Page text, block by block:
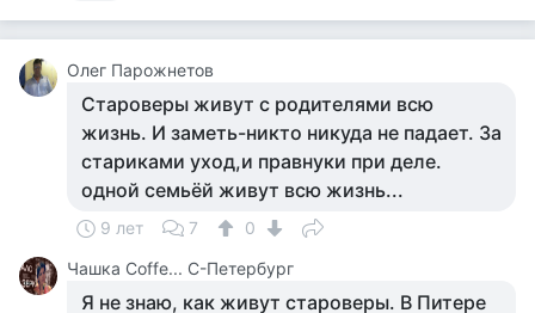
Олег Парожнетов
Староверы живут с родителями всю
жизнь. И заметь-никто никуда не падает. За
стариками уход,и правнуки при деле.
одной семьёй живут всю жизнь...
9 лет 7
0
Чашка Cоffe... С-Петербург
Я не знаю, как живут староверы. В Питере